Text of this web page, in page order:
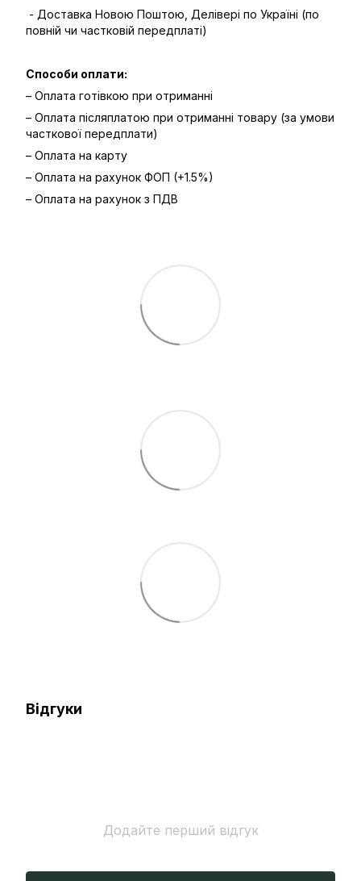
- Доставка Новою Поштою, Делівері по Україні (по
повній чи частковій передплаті)
Способи оплати:
– Оплата готівкою при отриманні
– Оплата післяплатою при отриманні товару (за умови
часткової передплати)
– Оплата на карту
– Оплата на рахунок ФОП (+1.5%)
– Оплата на рахунок з ПДВ
Відгуки
Додайте перший відгук